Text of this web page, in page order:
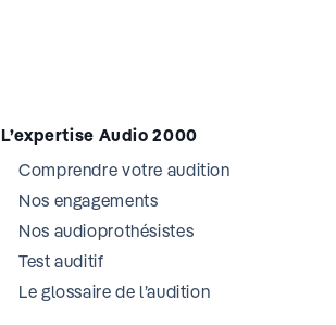
L’expertise Audio 2000
Comprendre votre audition
Nos engagements
Nos audioprothésistes
Test auditif
Le glossaire de l’audition